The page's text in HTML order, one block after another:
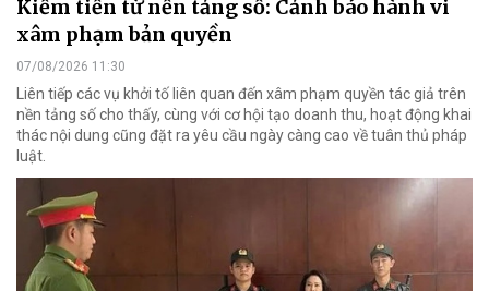
Kiếm tiền từ nền tảng số: Cảnh báo hành vi
xâm phạm bản quyền
07/08/2026 11:30
Liên tiếp các vụ khởi tố liên quan đến xâm phạm quyền tác giả trên
nền tảng số cho thấy, cùng với cơ hội tạo doanh thu, hoạt động khai
thác nội dung cũng đặt ra yêu cầu ngày càng cao về tuân thủ pháp
luật.